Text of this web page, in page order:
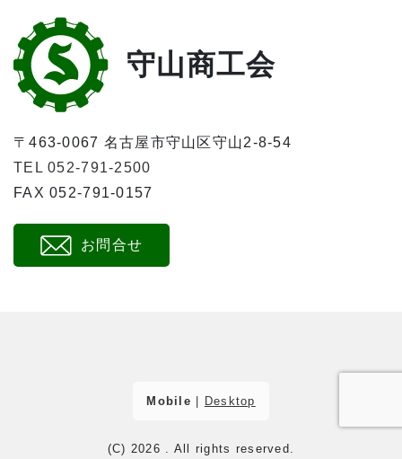
守山商工会
〒463-0067 名古屋市守山区守山2-8-54
TEL 052-791-2500
FAX 052-791-0157
お問合せ
Mobile Desktop
(C) 2026 . All rights reserved.